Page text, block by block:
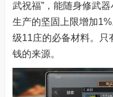
武祝福”，能随身修武
生产的坚固上限增加
级11庄的必备材料。只
钱的来源。